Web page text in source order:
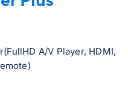
A/V Player, HDMI,